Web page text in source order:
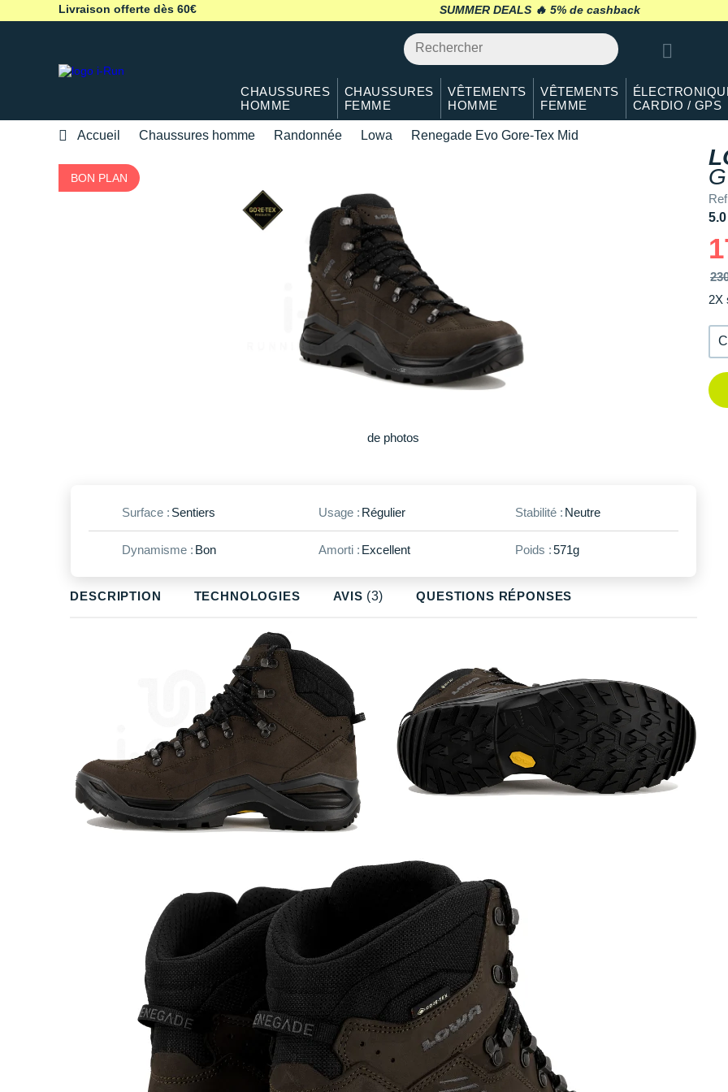
Livraison offerte dès 60€ SUMMER DEALS 🔥 retour 30 jours*
CHAUSSURES
HOMME
CHAUSSURES
FEMME
VÊTEMENTS
HOMME
VÊTEMENTS
FEMME
CARDIO / GPS
Accueil Chaussures homme Randonnée Lowa Renegade Evo Gore-Tex Mid
5.0
2X
DESCRIPTION TECHNOLOGIES AVIS (3) QUESTIONS RÉPONSES
Surface : Sentiers Usage : Régulier Stabilité : Neutre
Dynamisme : Bon Amorti : Excellent Poids :571g
BON PLAN
Plus
de photos
41.5 Il en reste 2 !
Il en reste 3 !
En stock